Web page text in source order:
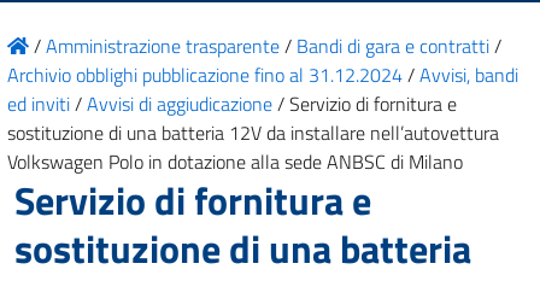
/Amministrazione trasparente/ Bandi di gara e contratti/
Archivio obblighi pubblicazione fino al 31.12.2024/Avvisi, bandi
ed inviti/Avvisi di aggiudicazione/Servizio di fornitura e
sostituzione di una batteria 12V da installare nell’autovettura
Volkswagen Polo in dotazione alla sede ANBSC di Milano
Servizio di fornitura e
sostituzione di una batteria